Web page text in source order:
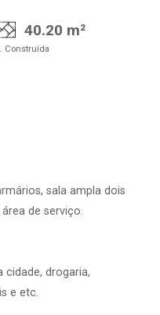
40.20 m²
Construída
sala ampla dois
de serviço.
cidade, drogaria,
e etc.